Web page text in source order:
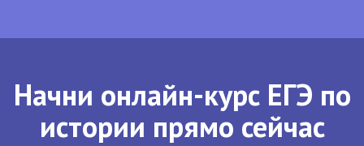
Начни онлайн-курс ЕГЭ по
истории прямо сейчас